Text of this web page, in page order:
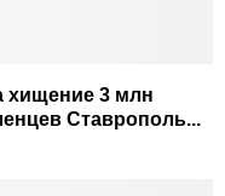
хищение 3 млн
Ставрополь...